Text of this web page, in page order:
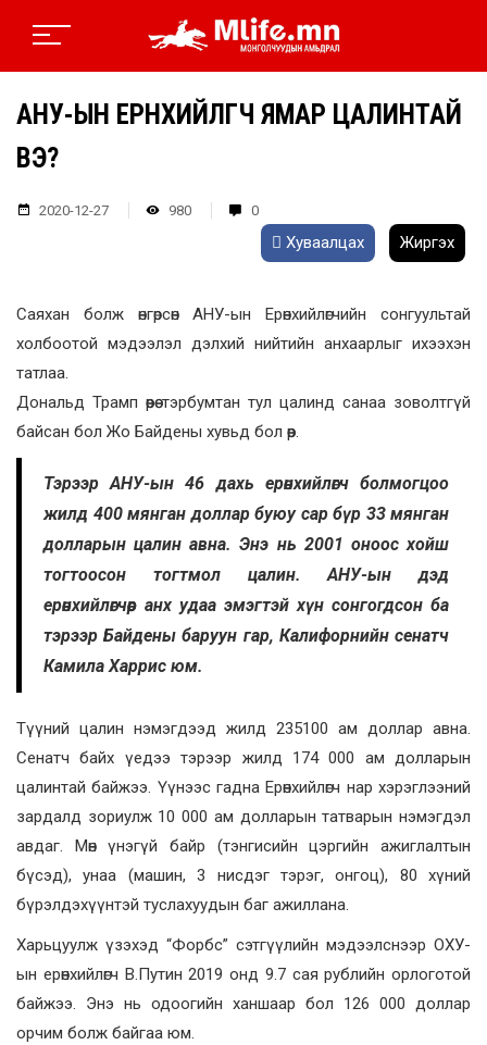
АНУ-ЫН ЕРӨНХИЙЛӨГЧ ЯМАР ЦАЛИНТАЙ
ВЭ?
2020-12-27 980 0
Хуваалцах Жиргэх
Саяхан болж өнгөрсөн АНУ-ын Ерөнхийлөгчийн сонгуультай
холбоотой мэдээлэл дэлхий нийтийн анхаарлыг ихээхэн
татлаа.
Дональд Трамп өөрөө тэрбумтан тул цалинд санаа зоволтгүй
байсан бол Жо Байдены хувьд бол өөр.
Тэрээр АНУ-ын 46 дахь ерөнхийлөгч болмогцоо
жилд 400 мянган доллар буюу сар бүр 33 мянган
долларын цалин авна. Энэ нь 2001 оноос хойш
тогтоосон тогтмол цалин. АНУ-ын дэд
ерөнхийлөгчөөр анх удаа эмэгтэй хүн сонгогдсон ба
тэрээр Байдены баруун гар, Калифорнийн сенатч
Камила Харрис юм.
Түүний цалин нэмэгдээд жилд 235100 ам доллар авна.
Сенатч байх үедээ тэрээр жилд 174 000 ам долларын
цалинтай байжээ. Үүнээс гадна Ерөнхийлөгч нар хэрэглээний
зардалд зориулж 10 000 ам долларын татварын нэмэгдэл
авдаг. Мөн үнэгүй байр (тэнгисийн цэргийн ажиглалтын
бүсэд), унаа (машин, 3 нисдэг тэрэг, онгоц), 80 хүний
бүрэлдэхүүнтэй туслахуудын баг ажиллана.
Харьцуулж үзэхэд “Форбс” сэтгүүлийн мэдээлснээр ОХУ-
ын ерөнхийлөгч В.Путин 2019 онд 9.7 сая рублийн орлоготой
байжээ. Энэ нь одоогийн ханшаар бол 126 000 доллар
орчим болж байгаа юм.